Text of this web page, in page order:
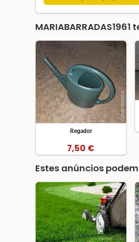
MARIABARRADAS1961
Regador
7,50 €
Estes anúncios